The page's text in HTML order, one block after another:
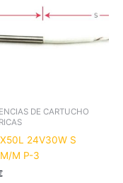
DE CARTUCHO
24V30W S
M P-3